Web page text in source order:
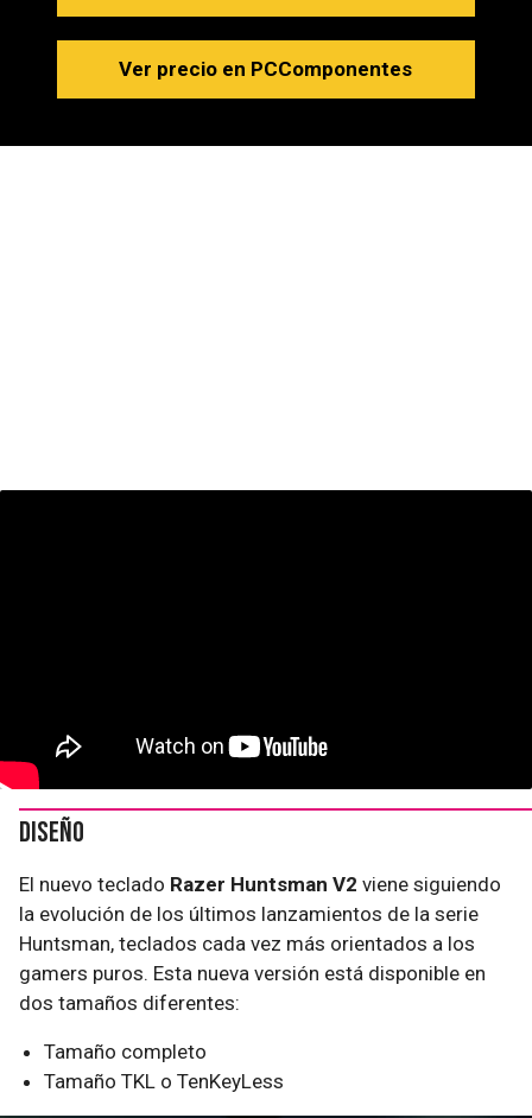
Ver precio en PCComponentes
Diseño
El nuevo teclado Razer Huntsman V2 viene siguiendo
la evolución de los últimos lanzamientos de la serie
Huntsman, teclados cada vez más orientados a los
gamers puros. Esta nueva versión está disponible en
dos tamaños diferentes:
Tamaño completo
Tamaño TKL o TenKeyLess